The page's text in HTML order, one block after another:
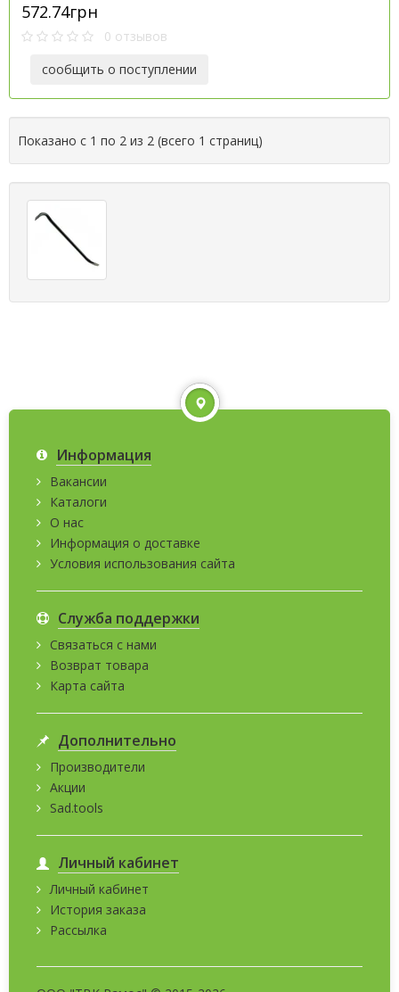
572.74грн
0 отзывов
сообщить о поступлении
Показано с 1 по 2 из 2 (всего 1 страниц)
Информация
Вакансии
Каталоги
О нас
Информация о доставке
Условия использования сайта
Служба поддержки
Связаться с нами
Возврат товара
Карта сайта
Дополнительно
Производители
Акции
Sad.tools
Личный кабинет
Личный кабинет
История заказа
Рассылка